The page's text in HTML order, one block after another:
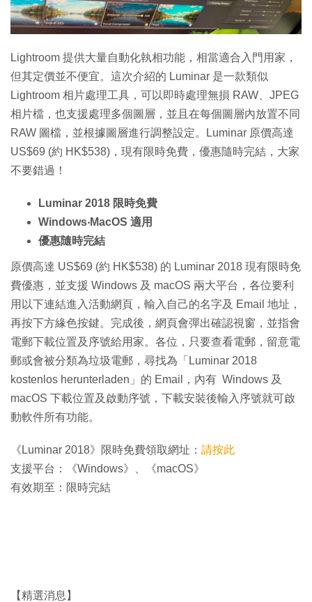
Lightroom 提供大量自動化執相功能，相當適合入門用家，
但其定價並不便宜。這次介紹的 Luminar 是一款類似
Lightroom 相片處理工具，可以即時處理無損 RAW、JPEG
相片檔，也支援處理多個圖層，並且在每個圖層內放置不同
RAW 圖檔，並根據圖層進行調整設定。Luminar 原價高達
US$69 (約 HK$538)，現有限時免費，優惠隨時完結，大家
不要錯過！
Luminar 2018 限時免費
Windows‧MacOS 適用
優惠隨時完結
原價高達 US$69 (約 HK$538) 的 Luminar 2018 現有限時免
費優惠，並支援 Windows 及 macOS 兩大平台，各位要利
用以下連結進入活動網頁，輸入自己的名字及 Email 地址，
再按下方緣色按鍵。完成後，網頁會彈出確認視窗，並指會
電郵下載位置及序號給用家。各位，只要查看電郵，留意電
郵或會被分類為垃圾電郵，尋找為「Luminar 2018
kostenlos herunterladen」的 Email，內有 Windows 及
macOS 下載位置及啟動序號，下載安裝後輸入序號就可啟
動軟件所有功能。
《Luminar 2018》限時免費領取網址： 請按此
支援平台：《Windows》、《macOS》
有效期至：限時完結
【精選消息】